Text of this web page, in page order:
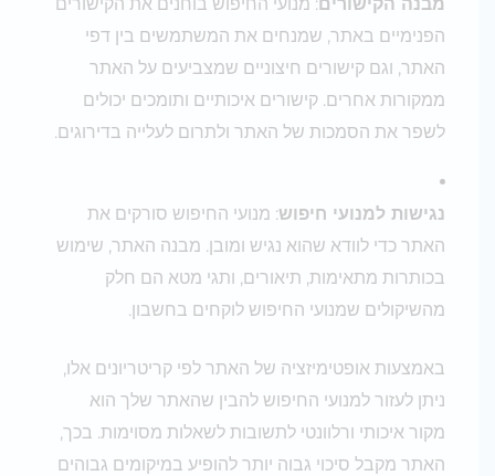
הפנימיים באתר, שמנחים את המשתמשים בין דפי
האתר, וגם קישורים חיצוניים שמצביעים על האתר
ממקורות אחרים. קישורים איכותיים ותומכים יכולים
לשפר את הסמכות של האתר ולתרום לעלייה בדירוגים.
נגישות למנועי חיפוש: מנועי החיפוש סורקים את
האתר כדי לוודא שהוא נגיש ומובן. מבנה האתר, שימוש
בכותרות מתאימות, תיאורים, ותגי מטא הם חלק
מהשיקולים שמנועי החיפוש לוקחים בחשבון.
באמצעות אופטימיזציה של האתר לפי קריטריונים אלו,
ניתן לעזור למנועי החיפוש להבין שהאתר שלך הוא
מקור איכותי ורלוונטי לתשובות לשאלות מסוימות. בכך,
האתר מקבל סיכוי גבוה יותר להופיע במיקומים גבוהים